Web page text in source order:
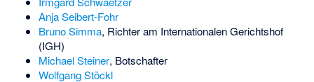
Anja Seibert-Fohr
Bruno Simma, Richter am Internationalen Gerichtshof
(IGH)
Michael Steiner, Botschafter
Wolfgang Stöckl